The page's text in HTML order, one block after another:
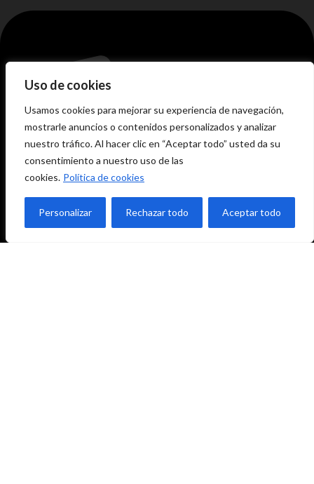
Uso de cookies
Usamos cookies para mejorar su experiencia de navegación,
mostrarle anuncios o contenidos personalizados y analizar
nuestro tráfico. Al hacer clic en “Aceptar todo” usted da su
consentimiento a nuestro uso de las
cookies. Política de cookies
Personalizar Rechazar todo Aceptar todo